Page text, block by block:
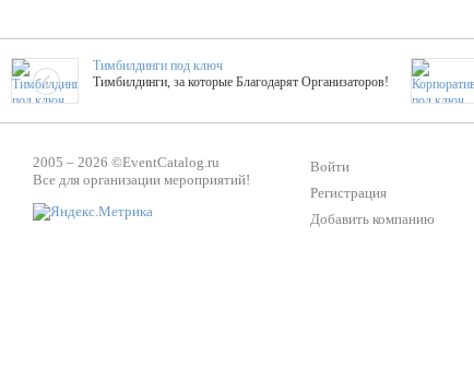
Тимбилдинги под ключ
Тимбилдинги, за которые Благодарят Организаторов!
ТОПовые мастер-классы на мероприятие! Гибкие цены!
2005 – 2026 ©EventCatalog.ru
Все для организации мероприятий!
Войти
Регистрация
Добавить компанию